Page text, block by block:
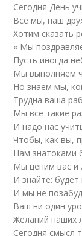
Сегодня День
Все мы, наш
Хотим сказать
« Мы
Пусть иногда
Мы выполняем
Но знаем мы,
Трудна ваша
Мы все такие
И надо нас
Чтобы, как вы,
Нам знатоками
Мы ценим вас и
И знайте: будет
И мы не
Ваш ни один
Желаний наших
Сегодня смысл